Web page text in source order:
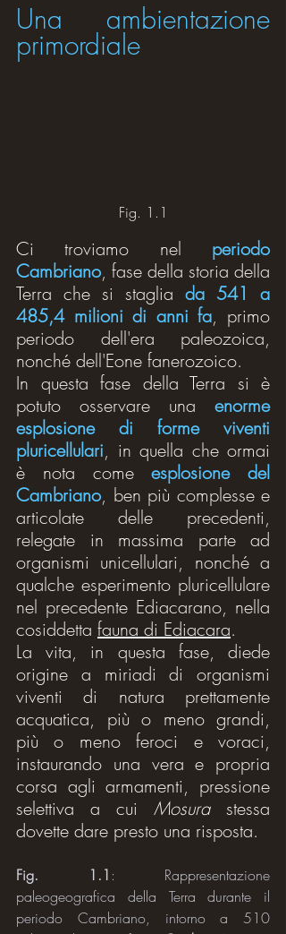
Una ambientazione
primordiale
Fig. 1.1
Ci troviamo nel periodo
Cambriano, fase della storia della
Terra che si staglia da 541 a
485,4 milioni di anni fa, primo
periodo dell'era paleozoica,
nonché dell'Eone fanerozoico.
In questa fase della Terra si è
potuto osservare una enorme
esplosione di forme viventi
pluricellulari, in quella che ormai
è nota come esplosione del
Cambriano, ben più complesse e
articolate delle precedenti,
relegate in massima parte ad
organismi unicellulari, nonché a
qualche esperimento pluricellulare
nel precedente Ediacarano, nella
cosiddetta fauna di Ediacara.
La vita, in questa fase, diede
origine a miriadi di organismi
viventi di natura prettamente
acquatica, più o meno grandi,
più o meno feroci e voraci,
instaurando una vera e propria
corsa agli armamenti, pressione
selettiva a cui Mosura stessa
dovette dare presto una risposta.
Fig. 1.1 : Rappresentazione
paleogeografica della Terra durante il
periodo Cambriano, intorno a 510